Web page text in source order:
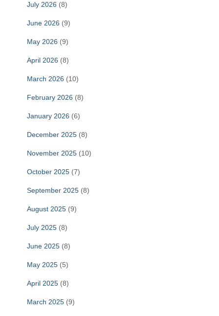
July 2026 (8)
June 2026 (9)
May 2026 (9)
April 2026 (8)
March 2026 (10)
February 2026 (8)
January 2026 (6)
December 2025 (8)
November 2025 (10)
October 2025 (7)
September 2025 (8)
August 2025 (9)
July 2025 (8)
June 2025 (8)
May 2025 (5)
April 2025 (8)
March 2025 (9)